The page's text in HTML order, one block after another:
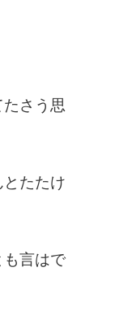
さう思
たたけ
言はで